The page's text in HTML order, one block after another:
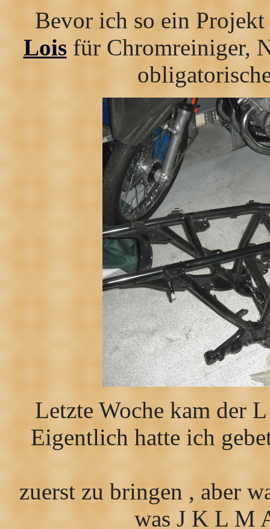
Bevor ich so ein
Loisfür Chromreiniger,
Letzte Woche kam der
Eigentlich hatte ich
zuerst zu bringen , aber
was J K L M